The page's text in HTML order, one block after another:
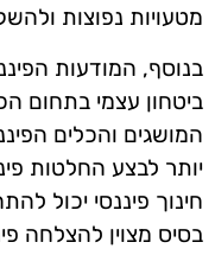
מטעויות נפוצות
בנוסף, המודעות
ביטחון עצמי בתחום
המושגים והכלים
יותר לבצע החלטות
חינוך פיננסי יכול
בסיס מצוין להצלחה